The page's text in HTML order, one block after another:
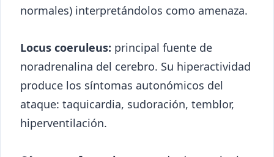
normales) interpretándolos como amenaza.
Locus coeruleus: principal fuente de
noradrenalina del cerebro. Su hiperactividad
produce los síntomas autonómicos del
ataque: taquicardia, sudoración, temblor,
hiperventilación.